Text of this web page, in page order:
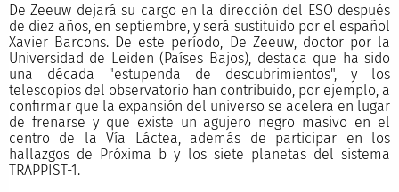
De Zeeuw dejará su cargo en la dirección del ESO después
de diez años, en septiembre, y será sustituido por el español
Xavier Barcons. De este período, De Zeeuw, doctor por la
Universidad de Leiden (Países Bajos), destaca que ha sido
una década "estupenda de descubrimientos", y los
telescopios del observatorio han contribuido, por ejemplo, a
confirmar que la expansión del universo se acelera en lugar
de frenarse y que existe un agujero negro masivo en el
centro de la Vía Láctea, además de participar en los
hallazgos de Próxima b y los siete planetas del sistema
TRAPPIST-1.